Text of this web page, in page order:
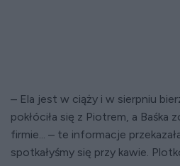
– Ela jest w ciąży i w sierpniu
pokłóciła się z Piotrem, a Baśka
firmie... – te informacje
spotkałyśmy się przy kawie.